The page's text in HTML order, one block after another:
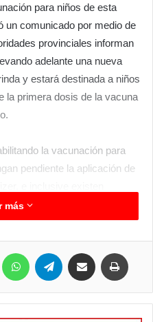
para niños de esta
un comunicado por medio de
provinciales informan
adelante una nueva
y estará destinada a niños
la primera dosis de la vacuna
la vacunación para
pendiente la aplicación de
aun por diferentes motivos,
primera dosis, esas
a acercarse y recibir su
y lugares de vacunación
a las próximas novedades
el día martes y así recibir la
más
MessengerWhatsApp Telegram Compartir por correo electrónico